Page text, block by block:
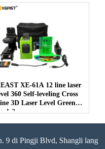
/ soffitto / scale
XE-61A 12 line laser
360 Self-leveling Cross
3D Laser Level Green
9 di Pingji Blvd, Shangli lang